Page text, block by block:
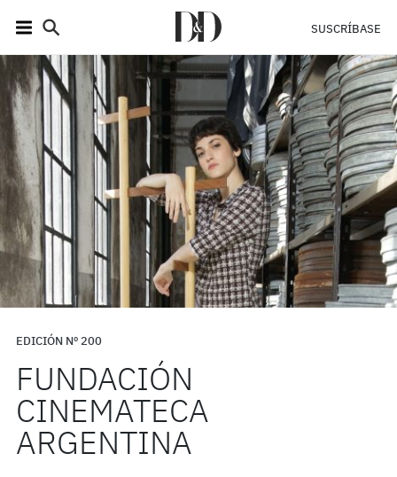
SUSCRÍBASE
EDICIÓN Nº 200
FUNDACIÓN
CINEMATECA
ARGENTINA